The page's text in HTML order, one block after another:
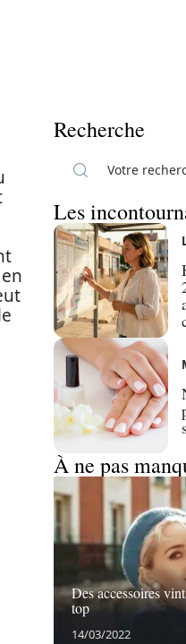
Recherche
Les
À ne pas
Des accessoires
top
14/03/2022